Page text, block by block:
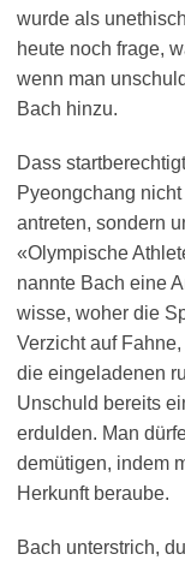
wurde als
heute noch frage,
wenn man
Bach hinzu.
Dass
Pyeongchang
antreten, sondern
«Olympische
nannte Bach eine
wisse, woher die
Verzicht auf
die eingeladenen
Unschuld bereits
erdulden. Man
demütigen, indem
Herkunft beraube.
Bach unterstrich,